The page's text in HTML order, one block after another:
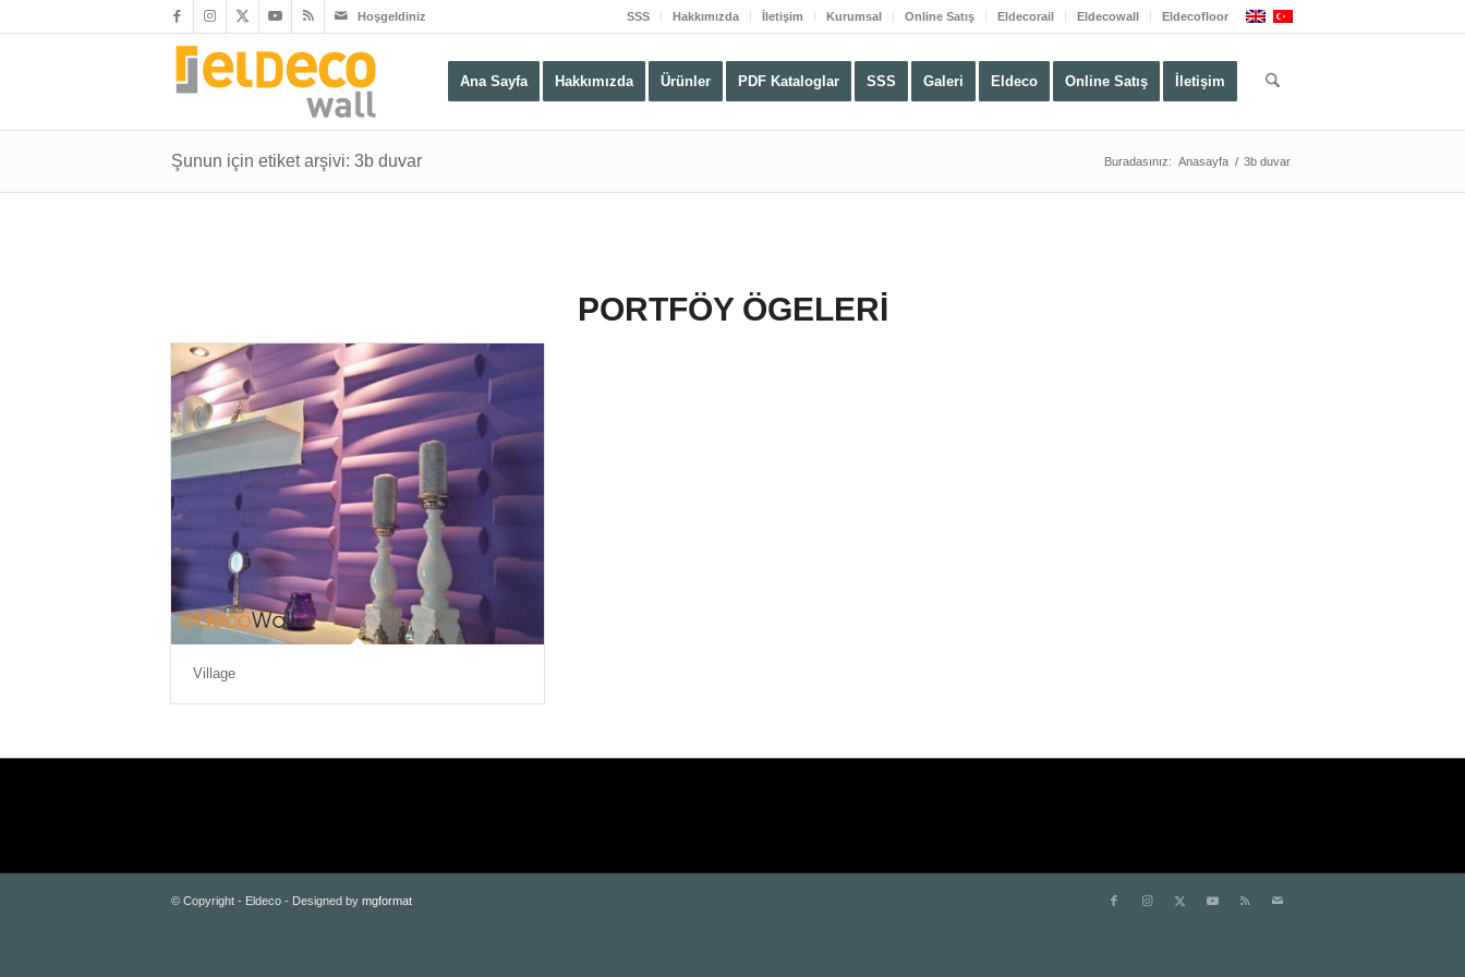
SSS Hakkımızda İletişim Kurumsal Online Satış Eldecorail Eldecowall Eldecofloor
Hoşgeldiniz
Ana Sayfa Hakkımızda Ürünler PDF Kataloglar SSS Galeri Eldeco Online Satış İletişim
Şunun için etiket arşivi: 3b duvar Buradasınız: Anasayfa / 3b duvar
PORTFÖY ÖGELERI
Village
© Copyright - Eldeco - Designed by mgformat